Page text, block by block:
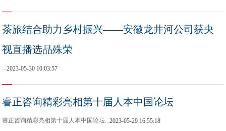
茶旅结合助力乡村振兴——安徽龙井河公司获央
视直播选品殊荣
...2023-05-30 10:03:57
睿正咨询精彩亮相第十届人本中国论坛
睿正咨询精彩亮相第十届人本中国论坛...2023-05-29 16:55:18